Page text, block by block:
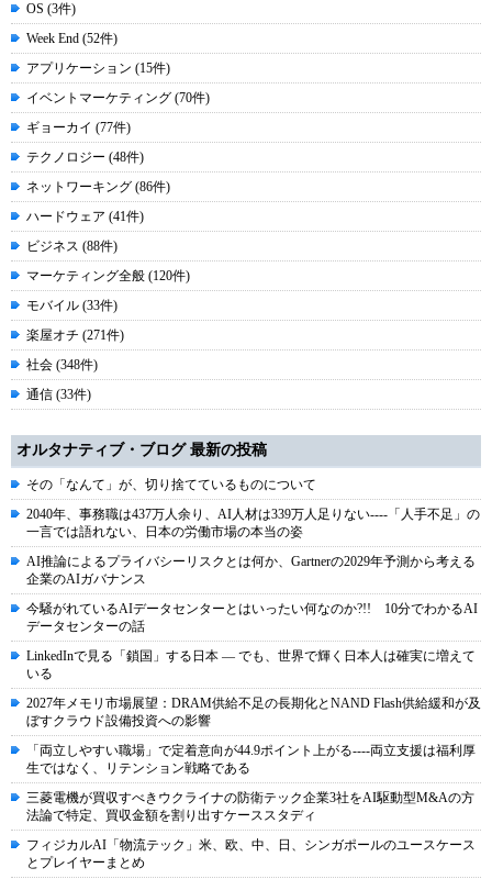
OS (3件)
Week End (52件)
アプリケーション (15件)
イベントマーケティング (70件)
ギョーカイ (77件)
テクノロジー (48件)
ネットワーキング (86件)
ハードウェア (41件)
ビジネス (88件)
マーケティング全般 (120件)
モバイル (33件)
楽屋オチ (271件)
社会 (348件)
通信 (33件)
オルタナティブ・ブログ 最新の投稿
その「なんて」が、切り捨てているものについて
2040年、事務職は437万人余り、AI人材は339万人足りない----「人手不足」の
一言では語れない、日本の労働市場の本当の姿
AI推論によるプライバシーリスクとは何か、Gartnerの2029年予測から考える
企業のAIガバナンス
今騒がれているAIデータセンターとはいったい何なのか?!! 10分でわかるAI
データセンターの話
LinkedInで見る「鎖国」する日本 ― でも、世界で輝く日本人は確実に増えて
いる
2027年メモリ市場展望：DRAM供給不足の長期化とNAND Flash供給緩和が及
ぼすクラウド設備投資への影響
「両立しやすい職場」で定着意向が44.9ポイント上がる----両立支援は福利厚
生ではなく、リテンション戦略である
三菱電機が買収すべきウクライナの防衛テック企業3社をAI駆動型M&Aの方
法論で特定、買収金額を割り出すケーススタディ
フィジカルAI「物流テック」米、欧、中、日、シンガポールのユースケース
とプレイヤーまとめ